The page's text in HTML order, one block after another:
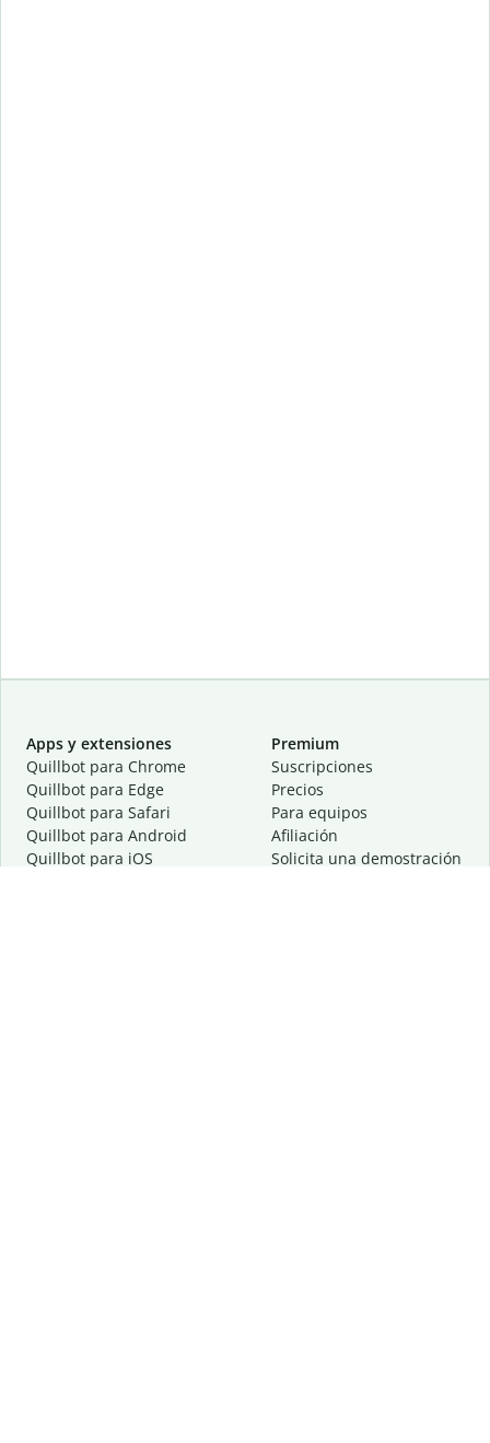
Apps y extensiones
Quillbot para Chrome
Quillbot para Edge
Quillbot para Safari
Quillbot para Android
Quillbot para iOS
Premium
Suscripciones
Precios
Para equipos
Afiliación
Solicita una demostración